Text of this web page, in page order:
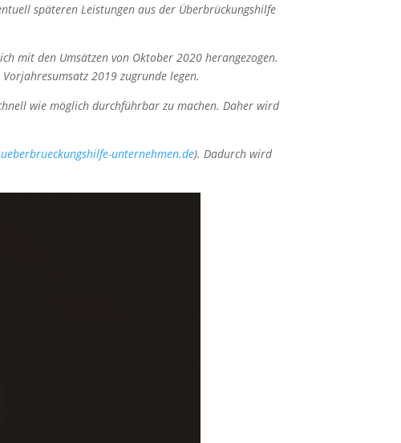
späteren Leistungen aus der Überbrückungshilfe
mit den Umsätzen von Oktober 2020 herangezogen.
2019 zugrunde legen.
wie möglich durchführbar zu machen. Daher wird
unternehmen.de). Dadurch wird